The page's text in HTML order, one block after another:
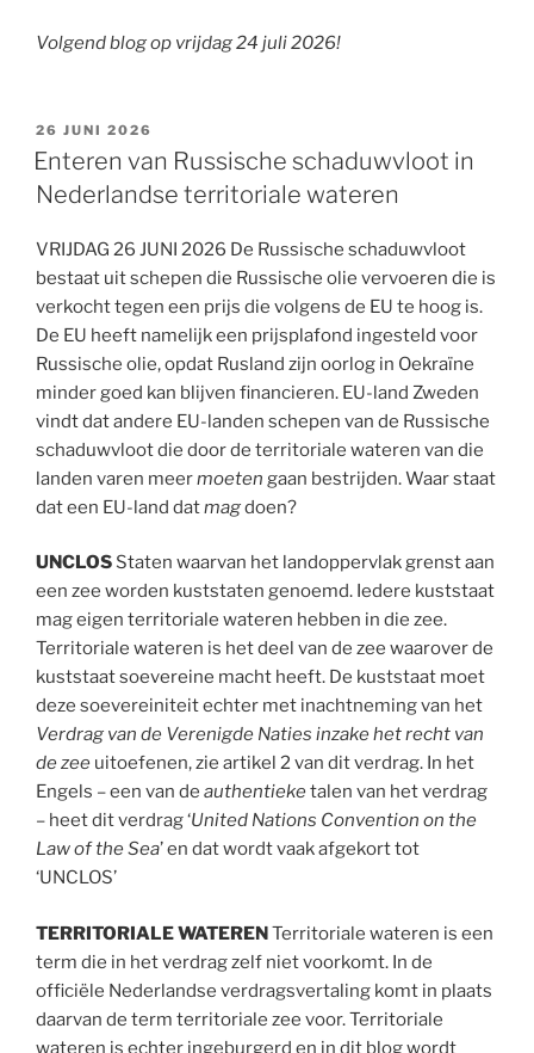
Volgend blog op vrijdag 24 juli 2026!
GEPLAATST
OP
26 JUNI 2026
Enteren van Russische schaduwvloot in
Nederlandse territoriale wateren
VRIJDAG 26 JUNI 2026 De Russische schaduwvloot
bestaat uit schepen die Russische olie vervoeren die is
verkocht tegen een prijs die volgens de EU te hoog is.
De EU heeft namelijk een prijsplafond ingesteld voor
Russische olie, opdat Rusland zijn oorlog in Oekraïne
minder goed kan blijven financieren. EU-land Zweden
vindt dat andere EU-landen schepen van de Russische
schaduwvloot die door de territoriale wateren van die
landen varen meermoeten gaan bestrijden. Waar staat
dat een EU-land datmagdoen?
UNCLOS Staten waarvan het landoppervlak grenst aan
een zee worden kuststaten genoemd. Iedere kuststaat
mag eigen territoriale wateren hebben in die zee.
Territoriale wateren is het deel van de zee waarover de
kuststaat soevereine macht heeft. De kuststaat moet
deze soevereiniteit echter met inachtneming van het
Verdrag van de Verenigde Naties inzake het recht van
de zee uitoefenen, zie artikel 2 van dit verdrag. In het
Engels – een van de authentieketalen van het verdrag
– heet dit verdrag ‘United Nations Convention on the
Law of the Sea’ en dat wordt vaak afgekort tot
‘UNCLOS’
TERRITORIALE WATERENTerritoriale wateren is een
term die in het verdrag zelf niet voorkomt. In de
officiële Nederlandse verdragsvertaling komt in plaats
daarvan de term territoriale zee voor. Territoriale
wateren is echter ingeburgerd en in dit blog wordt